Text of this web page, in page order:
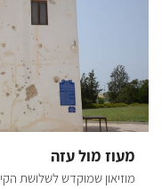
מעוז מול עזה
מוזיאון שמוקדש לשלושת